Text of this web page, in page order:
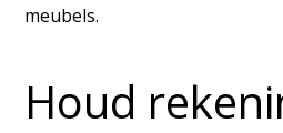
meubels.
Houd